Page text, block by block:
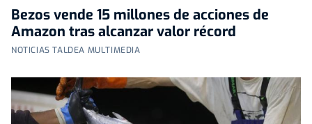
Bezos vende 15 millones de acciones de
Amazon tras alcanzar valor récord
NOTICIAS TALDEA MULTIMEDIA